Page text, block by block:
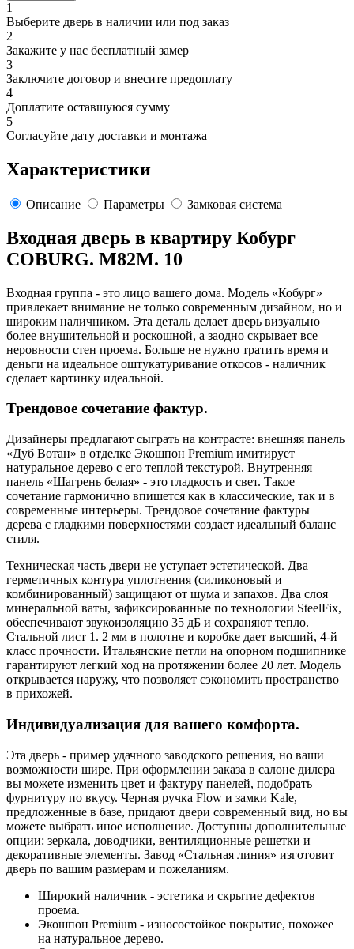
1
Выберите дверь в наличии или под заказ
2
Закажите у нас бесплатный замер
3
Заключите договор и внесите предоплату
4
Доплатите оставшуюся сумму
5
Согласуйте дату доставки и монтажа
Характеристики
Описание Параметры Замковая система
Входная дверь в квартиру Кобург
COBURG. M82M. 10
Входная группа - это лицо вашего дома. Модель «Кобург»
привлекает внимание не только современным дизайном, но и
широким наличником. Эта деталь делает дверь визуально
более внушительной и роскошной, а заодно скрывает все
неровности стен проема. Больше не нужно тратить время и
деньги на идеальное оштукатуривание откосов - наличник
сделает картинку идеальной.
Трендовое сочетание фактур.
Дизайнеры предлагают сыграть на контрасте: внешняя панель
«Дуб Вотан» в отделке Экошпон Premium имитирует
натуральное дерево с его теплой текстурой. Внутренняя
панель «Шагрень белая» - это гладкость и свет. Такое
сочетание гармонично впишется как в классические, так и в
современные интерьеры. Трендовое сочетание фактуры
дерева с гладкими поверхностями создает идеальный баланс
стиля.
Техническая часть двери не уступает эстетической. Два
герметичных контура уплотнения (силиконовый и
комбинированный) защищают от шума и запахов. Два слоя
минеральной ваты, зафиксированные по технологии SteelFix,
обеспечивают звукоизоляцию 35 дБ и сохраняют тепло.
Стальной лист 1. 2 мм в полотне и коробке дает высший, 4-й
класс прочности. Итальянские петли на опорном подшипнике
гарантируют легкий ход на протяжении более 20 лет. Модель
открывается наружу, что позволяет сэкономить пространство
в прихожей.
Индивидуализация для вашего комфорта.
Эта дверь - пример удачного заводского решения, но ваши
возможности шире. При оформлении заказа в салоне дилера
вы можете изменить цвет и фактуру панелей, подобрать
фурнитуру по вкусу. Черная ручка Flow и замки Kale,
предложенные в базе, придают двери современный вид, но вы
можете выбрать иное исполнение. Доступны дополнительные
опции: зеркала, доводчики, вентиляционные решетки и
декоративные элементы. Завод «Стальная линия» изготовит
дверь по вашим размерам и пожеланиям.
Широкий наличник - эстетика и скрытие дефектов
проема.
Экошпон Premium - износостойкое покрытие, похожее
на натуральное дерево.